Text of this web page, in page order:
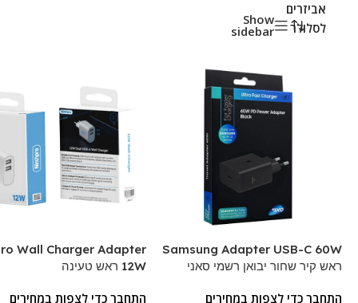
אביזרים
לסלולר
Show
sidebar
Samsung Adapter USB-C 60W
ראש קיר שחור יבואן רשמי סאני
התחבר כדי לצפות במחירים
Wall Charger Adapter
12W ראש טעינה
התחבר כדי לצפות במחירים